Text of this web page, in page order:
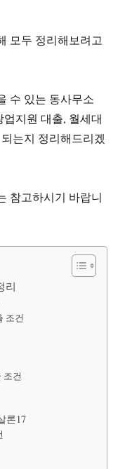
모두 정리해보려고
수 있는 동사무소
지원 대출, 월세대
는지 정리해드리겠
참고하시기 바랍니
리
조건
조건
론17